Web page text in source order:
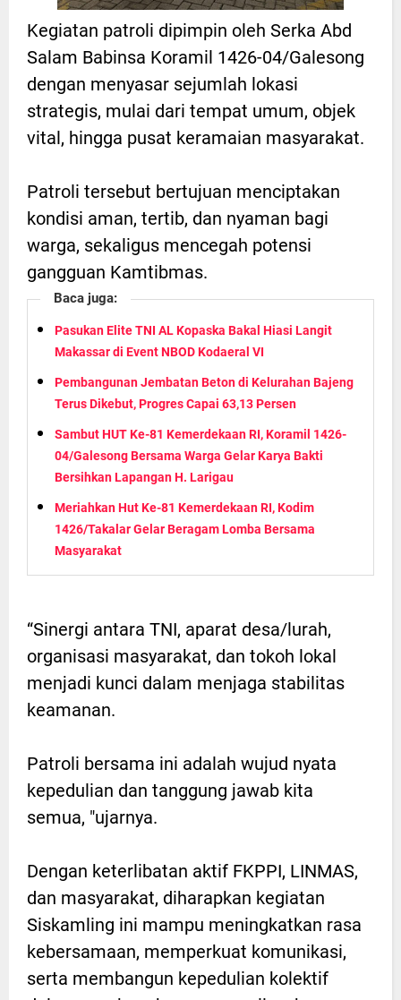
Kegiatan patroli dipimpin oleh Serka Abd
Salam Babinsa Koramil 1426-04/Galesong
dengan menyasar sejumlah lokasi
strategis, mulai dari tempat umum, objek
vital, hingga pusat keramaian masyarakat.
Patroli tersebut bertujuan menciptakan
kondisi aman, tertib, dan nyaman bagi
warga, sekaligus mencegah potensi
gangguan Kamtibmas.
Baca juga:
Pasukan Elite TNI AL Kopaska Bakal Hiasi Langit
Makassar di Event NBOD Kodaeral VI
Pembangunan Jembatan Beton di Kelurahan Bajeng
Terus Dikebut, Progres Capai 63,13 Persen
Sambut HUT Ke-81 Kemerdekaan RI, Koramil 1426-
04/Galesong Bersama Warga Gelar Karya Bakti
Bersihkan Lapangan H. Larigau
Meriahkan Hut Ke-81 Kemerdekaan RI, Kodim
1426/Takalar Gelar Beragam Lomba Bersama
Masyarakat
“Sinergi antara TNI, aparat desa/lurah,
organisasi masyarakat, dan tokoh lokal
menjadi kunci dalam menjaga stabilitas
keamanan.
Patroli bersama ini adalah wujud nyata
kepedulian dan tanggung jawab kita
semua, "ujarnya.
Dengan keterlibatan aktif FKPPI, LINMAS,
dan masyarakat, diharapkan kegiatan
Siskamling ini mampu meningkatkan rasa
kebersamaan, memperkuat komunikasi,
serta membangun kepedulian kolektif